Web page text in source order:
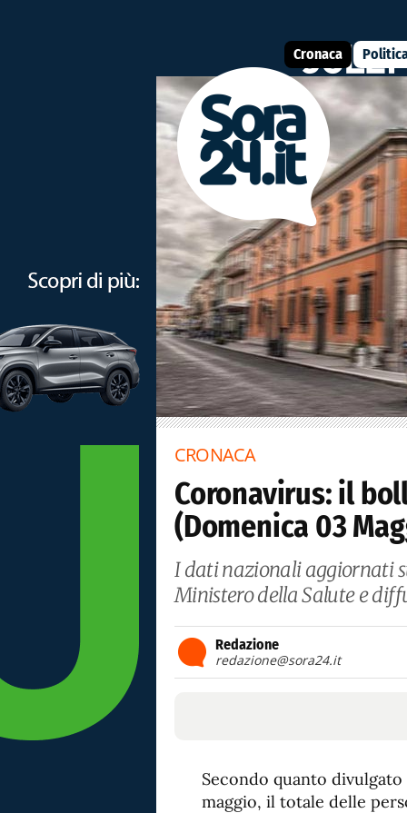
Cronaca
CRONACA
Coronavirus: il
(Domenica 03
I dati nazionali aggiornati
Ministero della Salute e
Redazione
redazione@sora24.it
Secondo quanto
maggio, il totale delle